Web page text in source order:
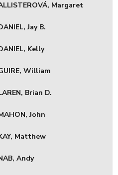
Margaret
Jay B.
Kelly
William
Brian D.
John
Matthew
Andy